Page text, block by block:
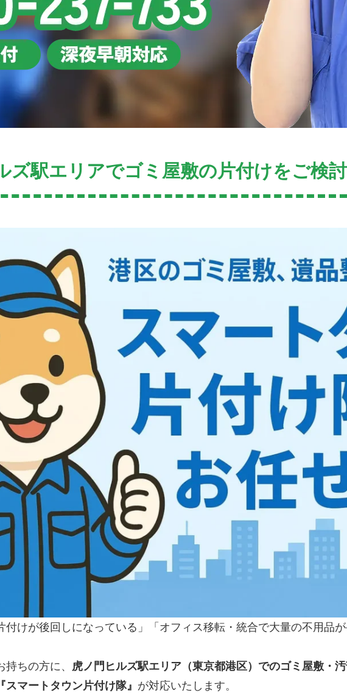
ズ駅エリアでゴミ屋敷の片付けをご検
付けが後回しになっている」「オフィス移転・統合で大量の不用品
ちの方に、 虎ノ門ヒルズ駅エリア（東京都港区）でのゴミ屋敷・
マートタウン片付け隊』 が対応いたします。